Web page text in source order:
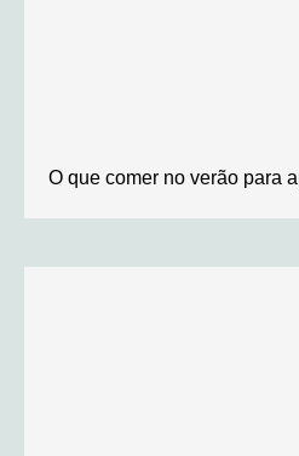
O que comer no verão para